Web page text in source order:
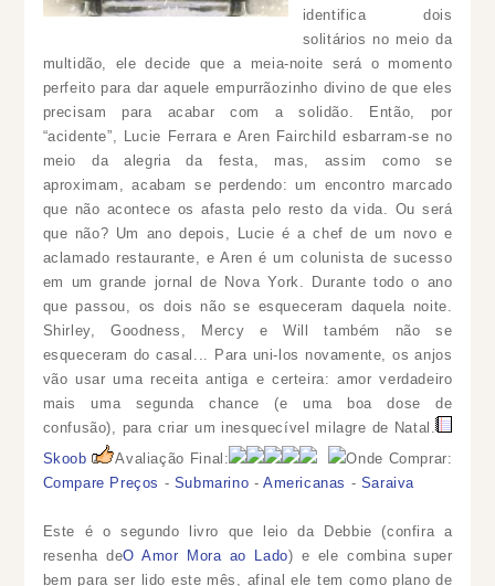
identifica dois
solitários no meio da
multidão, ele decide que a meia-noite será o momento
perfeito para dar aquele empurrãozinho divino de que eles
precisam para acabar com a solidão. Então, por
“acidente”, Lucie Ferrara e Aren Fairchild esbarram-se no
meio da alegria da festa, mas, assim como se
aproximam, acabam se perdendo: um encontro marcado
que não acontece os afasta pelo resto da vida. Ou será
que não? Um ano depois, Lucie é a chef de um novo e
aclamado restaurante, e Aren é um colunista de sucesso
em um grande jornal de Nova York. Durante todo o ano
que passou, os dois não se esqueceram daquela noite.
Shirley, Goodness, Mercy e Will também não se
esqueceram do casal... Para uni-los novamente, os anjos
vão usar uma receita antiga e certeira: amor verdadeiro
mais uma segunda chance (e uma boa dose de
confusão), para criar um inesquecível milagre de Natal.
Skoob
Avaliação Final:
Onde Comprar:
Compare Preços - Submarino - Americanas - Saraiva
Este é o segundo livro que leio da Debbie (confira a
resenha deO Amor Mora ao Lado) e ele combina super
bem para ser lido este mês, afinal ele tem como plano de